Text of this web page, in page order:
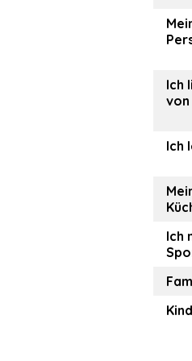
Ich
von
Ich
Ich